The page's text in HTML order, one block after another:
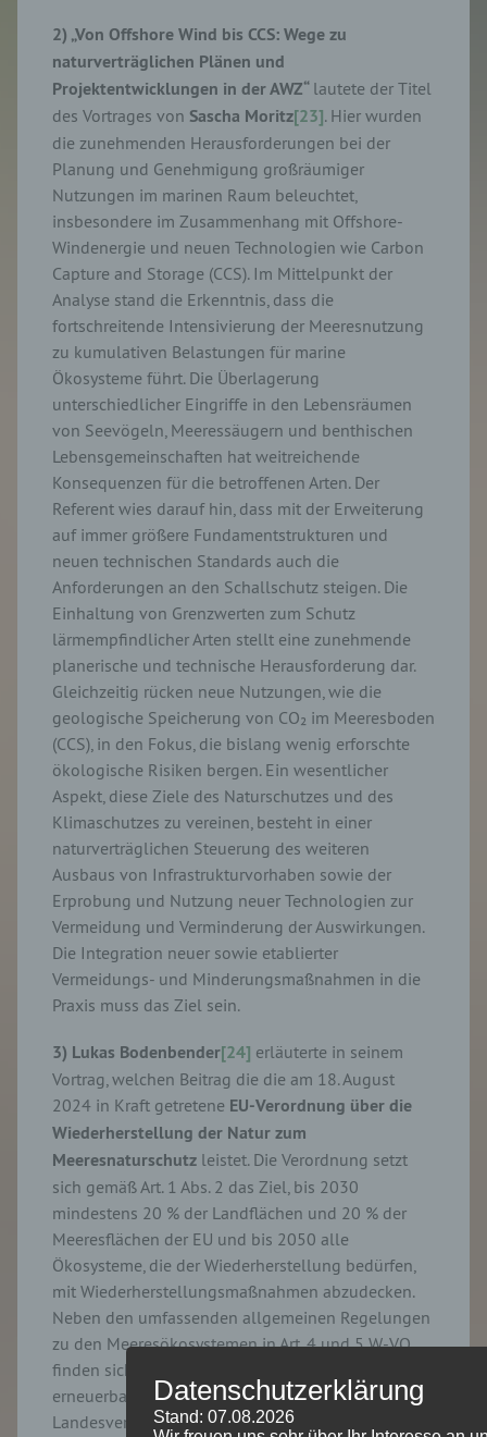
2) „Von Offshore Wind bis CCS: Wege zu
naturverträglichen Plänen und
Projektentwicklungen in der AWZ“ lautete der Titel
des Vortrages von Sascha Moritz[23]. Hier wurden
die zunehmenden Herausforderungen bei der
Planung und Genehmigung großräumiger
Nutzungen im marinen Raum beleuchtet,
insbesondere im Zusammenhang mit Offshore-
Windenergie und neuen Technologien wie Carbon
Capture and Storage (CCS). Im Mittelpunkt der
Analyse stand die Erkenntnis, dass die
fortschreitende Intensivierung der Meeresnutzung
zu kumulativen Belastungen für marine
Ökosysteme führt. Die Überlagerung
unterschiedlicher Eingriffe in den Lebensräumen
von Seevögeln, Meeressäugern und benthischen
Lebensgemeinschaften hat weitreichende
Konsequenzen für die betroffenen Arten. Der
Referent wies darauf hin, dass mit der Erweiterung
auf immer größere Fundamentstrukturen und
neuen technischen Standards auch die
Anforderungen an den Schallschutz steigen. Die
Einhaltung von Grenzwerten zum Schutz
lärmempfindlicher Arten stellt eine zunehmende
planerische und technische Herausforderung dar.
Gleichzeitig rücken neue Nutzungen, wie die
geologische Speicherung von CO₂ im Meeresboden
(CCS), in den Fokus, die bislang wenig erforschte
ökologische Risiken bergen. Ein wesentlicher
Aspekt, diese Ziele des Naturschutzes und des
Klimaschutzes zu vereinen, besteht in einer
naturverträglichen Steuerung des weiteren
Ausbaus von Infrastrukturvorhaben sowie der
Erprobung und Nutzung neuer Technologien zur
Vermeidung und Verminderung der Auswirkungen.
Die Integration neuer sowie etablierter
Vermeidungs- und Minderungsmaßnahmen in die
Praxis muss das Ziel sein.
3) Lukas Bodenbender[24] erläuterte in seinem
Vortrag, welchen Beitrag die die am 18. August
2024 in Kraft getretene EU-Verordnung über die
Wiederherstellung der Natur zum
Meeresnaturschutz leistet. Die Verordnung setzt
sich gemäß Art. 1 Abs. 2 das Ziel, bis 2030
mindestens 20 % der Landflächen und 20 % der
Meeresflächen der EU und bis 2050 alle
Ökosysteme, die der Wiederherstellung bedürfen,
mit Wiederherstellungsmaßnahmen abzudecken.
Neben den umfassenden allgemeinen Regelungen
zu den Meeresökosystemen in Art. 4 und 5 W-VO
finden sich in Art. 6 und 7 Privilegierungen für die
erneuerbaren Energien und die
Landesverteidigung, sowie in Art. 8 bis 13
Datenschutzerklärung
Stand: 07.08.2026